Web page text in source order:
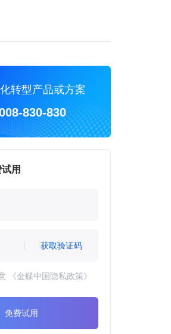
转型产品或方案
830-830
用
获取验证码
《金蝶中国隐私政策》
免费试用